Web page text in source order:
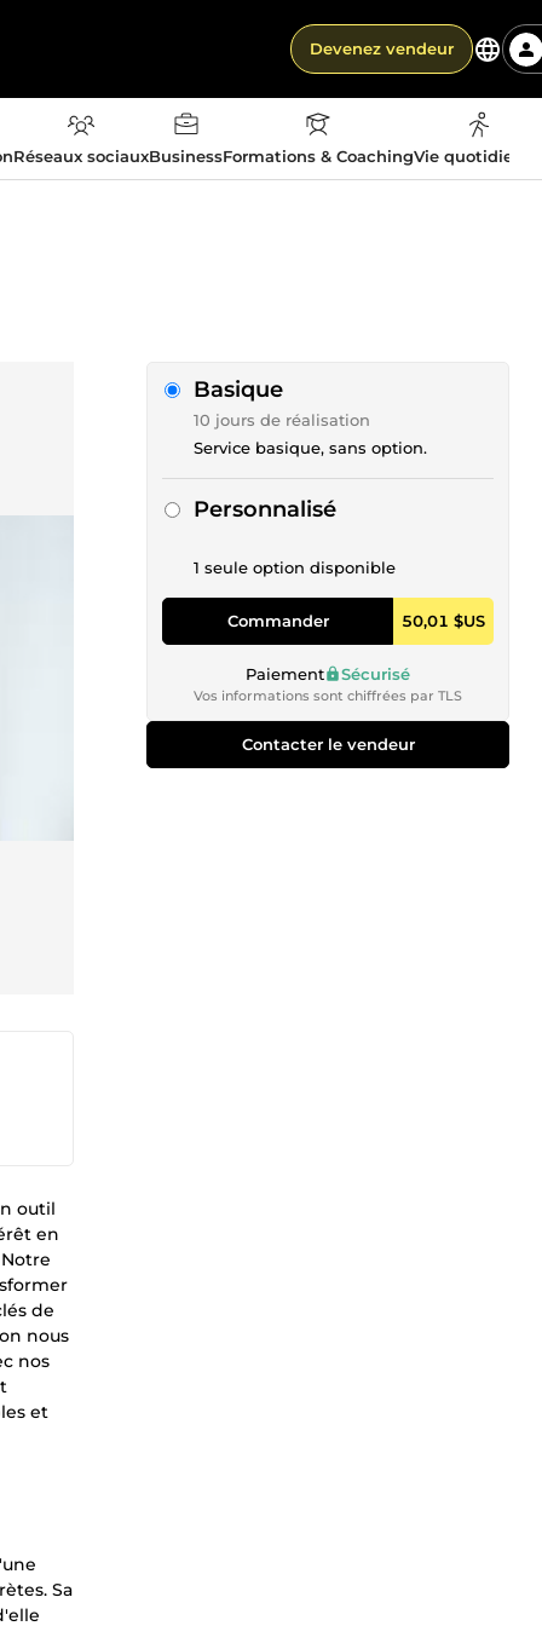
Devenez vendeur
Réseaux sociauxBusinessFormations & CoachingVie
outil
en
de
nous
nos
et
Sa
Basique
10 jours de réalisation
Service basique, sans option.
Personnalisé
1 seule option disponible
Commander 50,01 $US
Paiement Sécurisé
Vos informations sont chiffrées par TLS
Contacter le vendeur